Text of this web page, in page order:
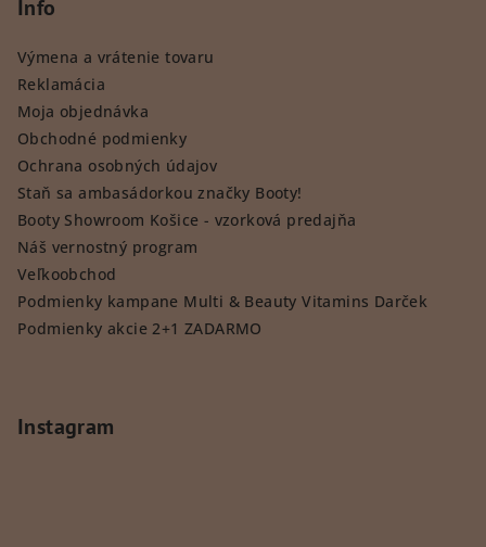
Info
Výmena a vrátenie tovaru
Reklamácia
Moja objednávka
Obchodné podmienky
Ochrana osobných údajov
Staň sa ambasádorkou značky Booty!
Booty Showroom Košice - vzorková predajňa
Náš vernostný program
Veľkoobchod
Podmienky kampane Multi & Beauty Vitamins Darček
Podmienky akcie 2+1 ZADARMO
Instagram